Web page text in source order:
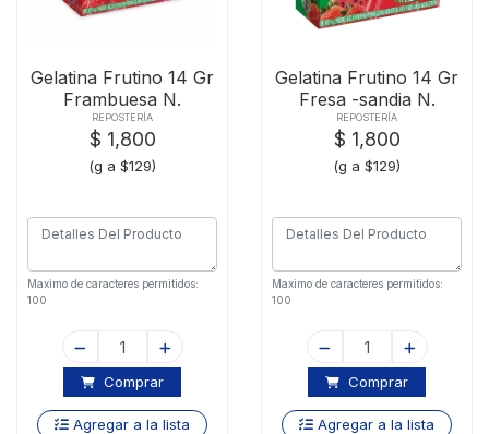
Gelatina Frutino 14 Gr
Frambuesa N.
REPOSTERÍA
$ 1,800
(g a $129)
Maximo de caracteres permitidos:
100
Comprar
Agregar a la lista
Gelatina Frutino 14 Gr
Fresa -sandia N.
REPOSTERÍA
$ 1,800
(g a $129)
Maximo de caracteres permitidos:
100
Comprar
Agregar a la lista